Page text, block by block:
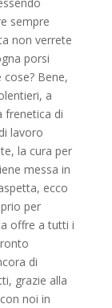
sempre
non verrete
porsi
Bene,
a
frenetica di
lavoro
la cura per
messa in
ecco
per
offre a tutti i
di
grazie alla
noi in